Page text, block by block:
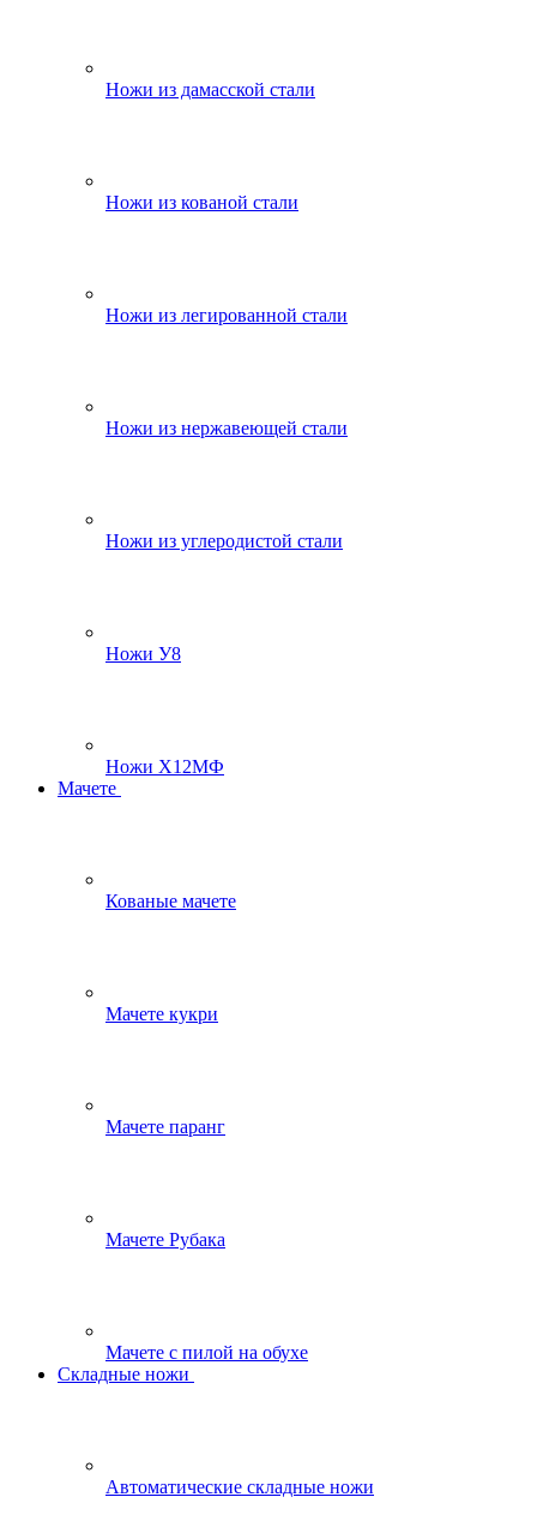
Ножи из дамасской стали
Ножи из кованой стали
Ножи из легированной стали
Ножи из нержавеющей стали
Ножи из углеродистой стали
Ножи У8
Ножи Х12МФ
Мачете
Кованые мачете
Мачете кукри
Мачете паранг
Мачете Рубака
Мачете с пилой на обухе
Складные ножи
Автоматические складные ножи